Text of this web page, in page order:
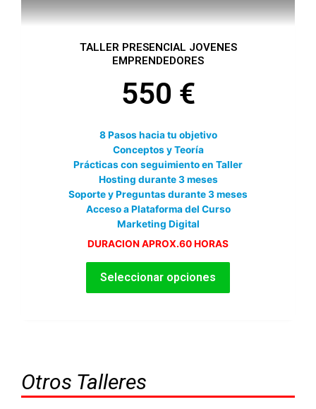
TALLER PRESENCIAL JOVENES
EMPRENDEDORES
550 €
8 Pasos hacia tu objetivo
Conceptos y Teoría
Prácticas con seguimiento en Taller
Hosting durante 3 meses
Soporte y Preguntas durante 3 meses
Acceso a Plataforma del Curso
Marketing Digital
DURACION APROX.60 HORAS
Seleccionar opciones
Otros Talleres